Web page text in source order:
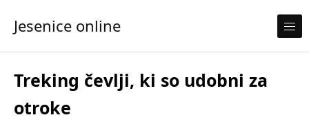
Skip to content
Jesenice online
Treking čevlji, ki so udobni za
otroke